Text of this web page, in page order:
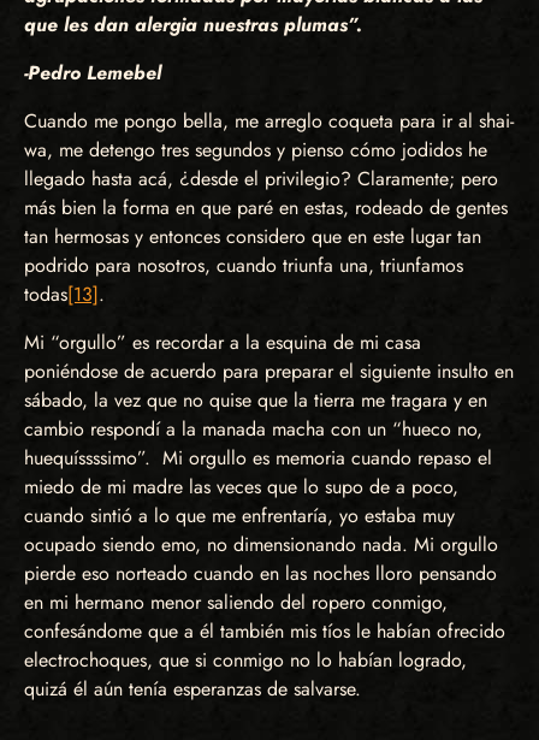
que les dan alergia nuestras plumas”.
-Pedro Lemebel
Cuando me pongo bella, me arreglo coqueta para ir al shai-
wa, me detengo tres segundos y pienso cómo jodidos he
llegado hasta acá, ¿desde el privilegio? Claramente; pero
más bien la forma en que paré en estas, rodeado de gentes
tan hermosas y entonces considero que en este lugar tan
podrido para nosotros, cuando triunfa una, triunfamos
todas[13].
Mi “orgullo” es recordar a la esquina de mi casa
poniéndose de acuerdo para preparar el siguiente insulto en
sábado, la vez que no quise que la tierra me tragara y en
cambio respondí a la manada macha con un “hueco no,
huequíssssimo”. Mi orgullo es memoria cuando repaso el
miedo de mi madre las veces que lo supo de a poco,
cuando sintió a lo que me enfrentaría, yo estaba muy
ocupado siendo emo, no dimensionando nada. Mi orgullo
pierde eso norteado cuando en las noches lloro pensando
en mi hermano menor saliendo del ropero conmigo,
confesándome que a él también mis tíos le habían ofrecido
electrochoques, que si conmigo no lo habían logrado,
quizá él aún tenía esperanzas de salvarse.